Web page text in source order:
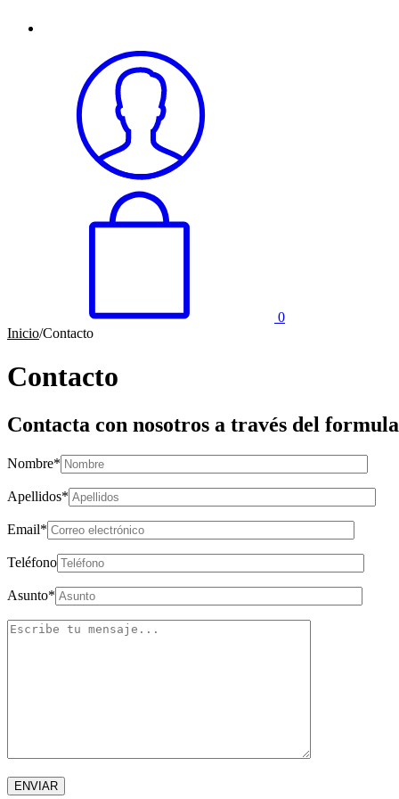
0
Inicio/Contacto
Contacto
Contacta con nosotros a través del
Nombre*
Apellidos*
Email*
Teléfono
Asunto*